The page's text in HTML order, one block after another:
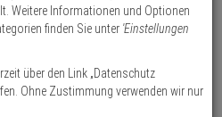
8N050
Weitere Informationen und Optionen
finden Sie unter 'Einstellungen
über den Link „Datenschutz
Ohne Zustimmung verwenden wir nur